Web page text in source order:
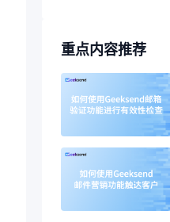
重点内容推荐